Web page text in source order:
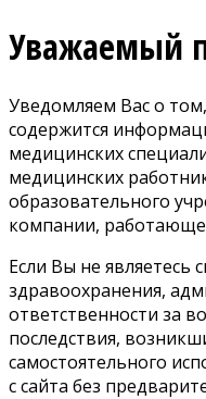
Уважаемый
Уведомляем Вас о
содержится
медицинских
медицинских
образовательного
компании,
Если Вы не являетесь
здравоохранения,
ответственности за
последствия,
самостоятельного
с сайта без